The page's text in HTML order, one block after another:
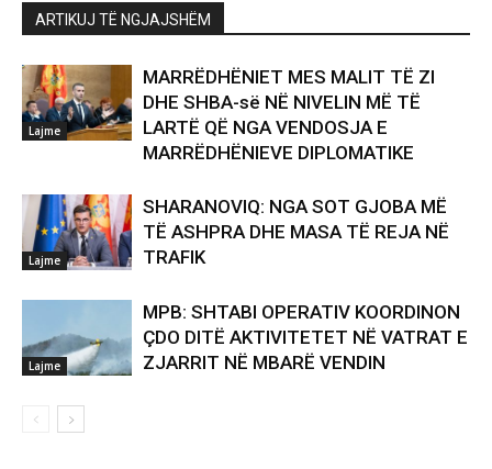
ARTIKUJ TË NGJAJSHËM
Lajme
MARRËDHËNIET MES MALIT TË ZI
DHE SHBA-së NË NIVELIN MË TË
LARTË QË NGA VENDOSJA E
MARRËDHËNIEVE DIPLOMATIKE
Lajme
SHARANOVIQ: NGA SOT GJOBA MË
TË ASHPRA DHE MASA TË REJA NË
TRAFIK
Lajme
MPB: SHTABI OPERATIV KOORDINON
ÇDO DITË AKTIVITETET NË VATRAT E
ZJARRIT NË MBARË VENDIN